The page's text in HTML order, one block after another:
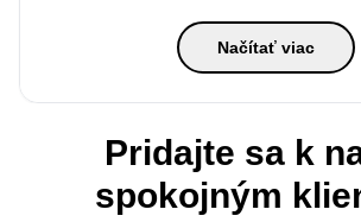
Načítať viac
Pridajte sa k
spokojným